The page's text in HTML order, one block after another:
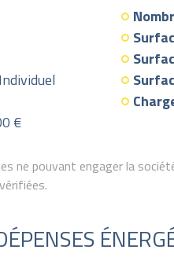
€
ne pouvant engager la